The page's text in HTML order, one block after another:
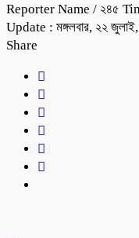
Reporter Name / ২৪৫
Update : মঙ্গলবার, ২২
Share